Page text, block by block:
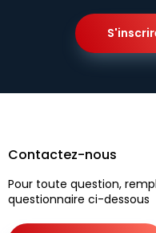
Contactez-nous
Pour toute question,
questionnaire ci-dessous